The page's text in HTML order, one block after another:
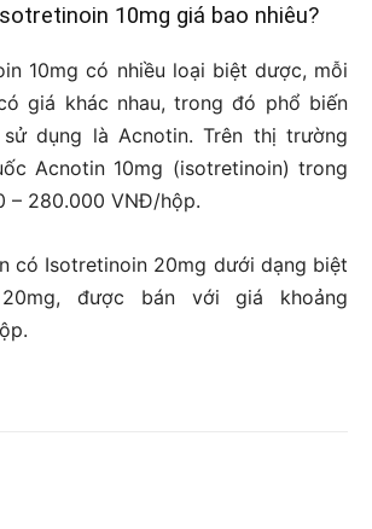
10mg giá bao nhiêu?
10mg có nhiều loại biệt dược, mỗi
giá khác nhau, trong đó phổ biến
dụng là Acnotin. Trên thị trường
Acnotin 10mg (isotretinoin) trong
– 280.000 VNĐ/hộp.
có Isotretinoin 20mg dưới dạng biệt
được bán với giá khoảng